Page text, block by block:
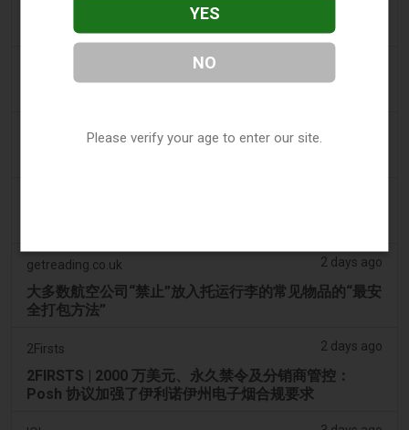
VTA 民调显示支持基于科学的电子烟监管改革 -
Tobacco Reporter
getreading.co.uk 2 days ago
大多数航空公司“禁止”放入托运行李的常见物品的“最安
全打包方法”
2Firsts 2 days ago
2FIRSTS | 2000 万美元、永久禁令及分销商管控：
Posh 协议加强了伊利诺伊州电子烟合规要求
YES
NO
Please verify your age to enter our site.